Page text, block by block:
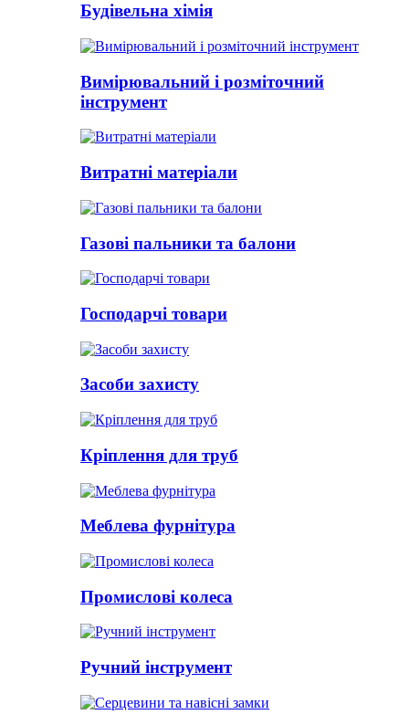
Будівельна хімія
Вимірювальний і розміточний
інструмент
Витратні матеріали
Газові пальники та балони
Господарчі товари
Засоби захисту
Кріплення для труб
Меблева фурнітура
Промислові колеса
Ручний інструмент